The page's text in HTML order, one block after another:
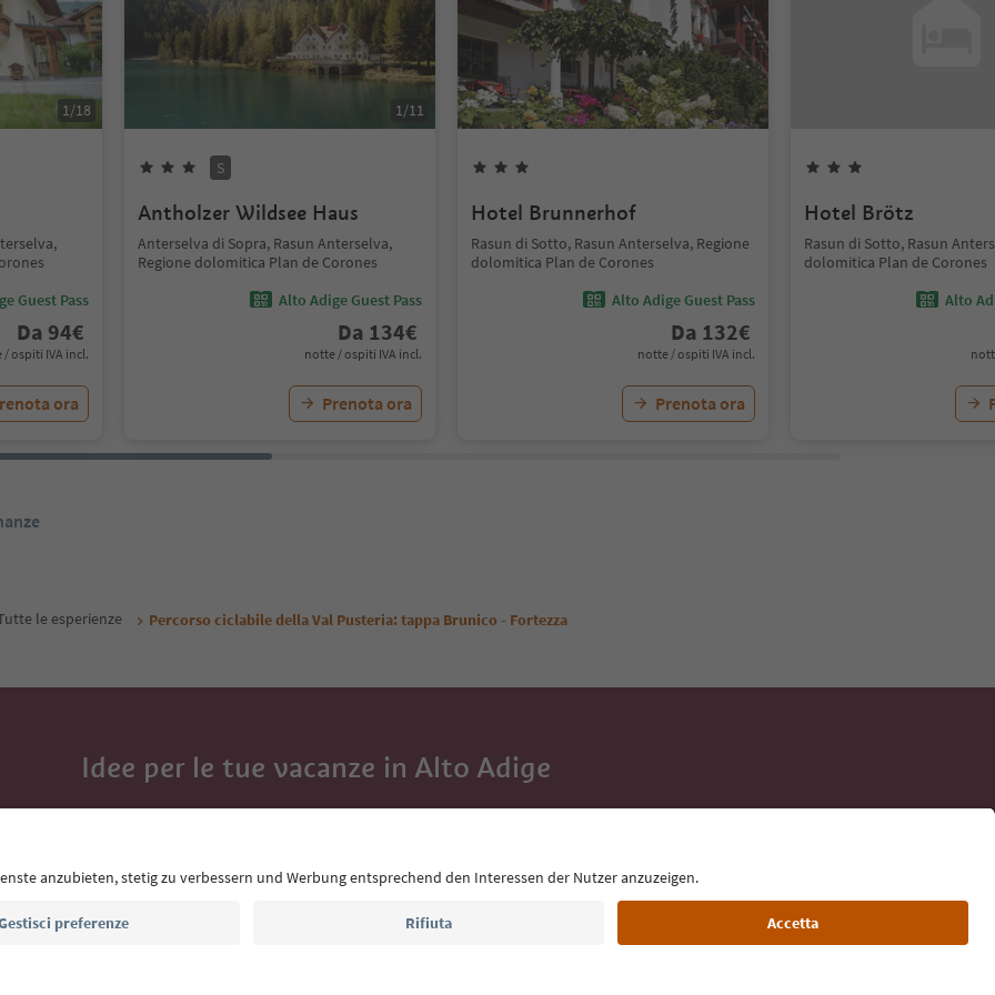
1/18
Guest Pass
Da 94€
ospiti IVA incl.
ora
1/11
S
Antholzer Wildsee Haus
Anterselva di Sopra, Rasun Anterselva,
Regione dolomitica Plan de Corones
Alto Adige Guest Pass
Da 134€
notte / ospiti IVA incl.
Prenota ora
Hotel Brunnerhof
Rasun di Sotto, Rasun Anterselva, Regione
dolomitica Plan de Corones
Alto Adige Guest Pass
Da 132€
notte / ospiti IVA incl.
Prenota ora
Hotel Brötz
Rasun di Sotto, Rasun
dolomitica Plan de Corones
Alto
le esperienze Percorso ciclabile della Val Pusteria: tappa Brunico - Fortezza
Idee per le tue vacanze in Alto Adige
Con la newsletter dell’Alto Adige ricevi consigli per le tue vacanze,
Indirizzo e-mail*